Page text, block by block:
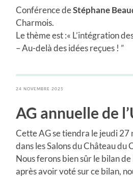
Conférence deStéphane
Charmois.
Le thème est :« L’intégration
– Au-delà des idées reçues ! ”
24 NOVEMBRE 2025
AG annuelle de
Cette AG se tiendra le jeudi 27
dans les Salons du Château du
Nous ferons bien sûr le bilan de
après avoir voté sur ce bilan,